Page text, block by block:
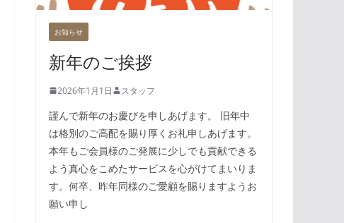
お知らせ
新年のご挨拶
2026年1月1日 スタッフ
謹んで新年のお慶びを申しあげます。 旧年中
は格別のご高配を賜り厚くお礼申しあげます。
本年もご会員様のご発展に少しでも貢献できる
よう真心をこめたサービスを心がけてまいりま
す。何卒、昨年同様のご愛顧を賜りますようお
願い申し